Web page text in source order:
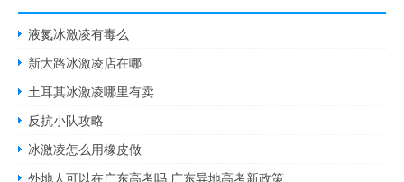
液氮冰激凌有毒么
新大路冰激凌店在哪
土耳其冰激凌哪里有卖
反抗小队攻略
冰激凌怎么用橡皮做
外地人可以在广东高考吗 广东异地高考新政策